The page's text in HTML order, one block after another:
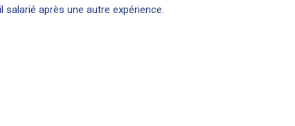
après une autre expérience.